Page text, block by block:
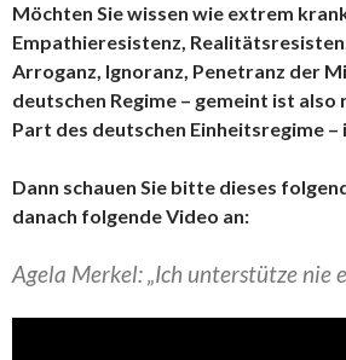
Möchten Sie wissen wie extrem
Empathieresistenz,
Arroganz, Ignoranz, Penetranz der
deutschen Regime – gemeint ist also
Part des deutschen Einheitsregime –
Dann schauen Sie bitte dieses
danach folgende Video an:
Agela Merkel: „Ich unterstütze nie